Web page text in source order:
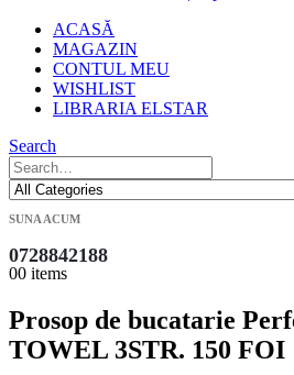
ACASĂ
MAGAZIN
CONTUL MEU
WISHLIST
LIBRARIA ELSTAR
Search
SUNA ACUM
0728842188
00 items
Prosop de bucatarie
TOWEL 3STR. 150 FOI